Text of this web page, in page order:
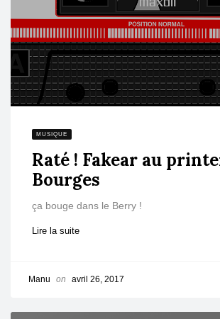
MUSIQUE
Raté ! Fakear au
Bourges
ça bouge dans le Berry !
Lire la suite
Manu on avril 26, 2017